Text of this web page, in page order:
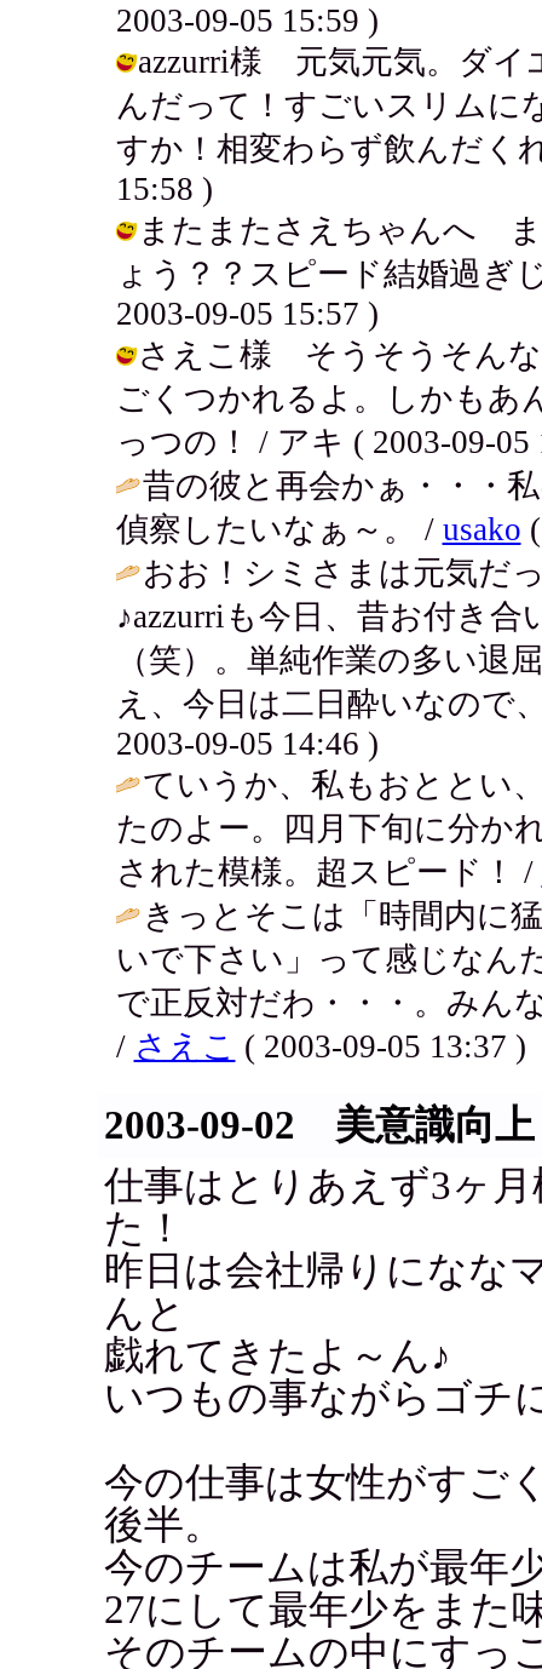
2003-09-05 15:59 )
azzurri様 元気元気。ダイ
んだって！すごいスリムに
すか！相変わらず飲んだく
15:58 )
またまたさえちゃんへ ま
ょう？？スピード結婚過ぎ
2003-09-05 15:57 )
さえこ様 そうそうそん
ごくつかれるよ。しかもあ
っつの！ / アキ ( 2003-09-05
昔の彼と再会かぁ・・・
偵察したいなぁ～。 / usako
おお！シミさまは元気だ
♪azzurriも今日、昔お付き
（笑）。単純作業の多い退
え、今日は二日酔いなので
2003-09-05 14:46 )
ていうか、私もおととい
たのよー。四月下旬に分か
された模様。超スピード！ /
きっとそこは「時間内に
いで下さい」って感じなん
で正反対だわ・・・。みん
/ さえこ ( 2003-09-05 13:37 )
2003-09-02 美意識向上
仕事はとりあえず3ヶ
た！
昨日は会社帰りになな
んと
戯れてきたよ～ん♪
いつもの事ながらゴチ
今の仕事は女性がすご
後半。
今のチームは私が最年
27にして最年少をまた
そのチームの中にすっ